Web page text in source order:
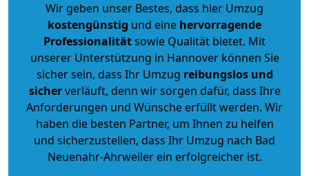
Wir geben unser Bestes, dass hier Umzug
kostengünstig und eine hervorragende
Professionalitätsowie Qualität bietet. Mit
unserer Unterstützung in Hannover können Sie
sicher sein, dass Ihr Umzug reibungslos und
sicherverläuft, denn wir sorgen dafür, dass Ihre
Anforderungen und Wünsche erfüllt werden. Wir
haben die besten Partner, um Ihnen zu helfen
und sicherzustellen, dass Ihr Umzug nach Bad
Neuenahr-Ahrweiler ein erfolgreicher ist.